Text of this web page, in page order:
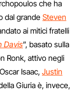
che ha
dal grande Steven
ai mitici fratelli
Davis”, basato sulla
Ronk, attivo negli
Isaac, Justin
Giuria è, invece,